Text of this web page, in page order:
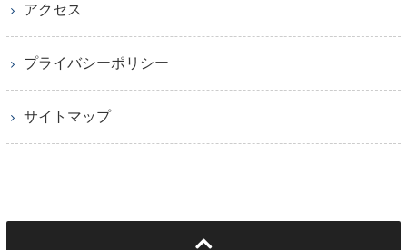
アクセス
プライバシーポリシー
サイトマップ